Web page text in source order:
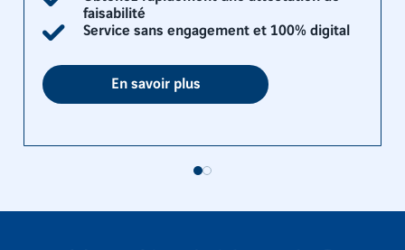
faisabilité
Service sans engagement et 100% digital
En savoir plus